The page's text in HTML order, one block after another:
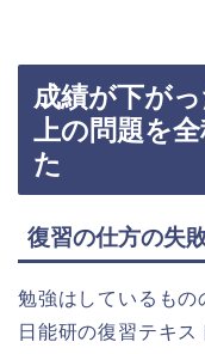
成績が下が
上の問題を
た
復習の仕方の失
勉強はしているもの
日能研の復習テキ